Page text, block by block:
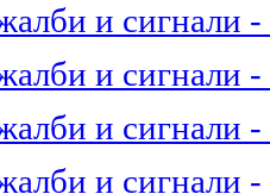
и сигнали -
и сигнали -
и сигнали -
и сигнали -